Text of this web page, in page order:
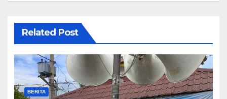
Related Post
BERITA